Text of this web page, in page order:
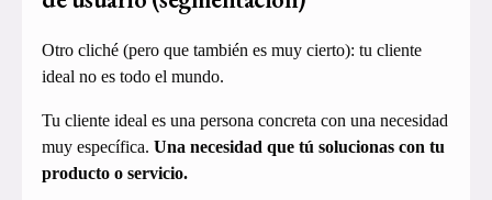
Otro cliché (pero que también es muy cierto): tu cliente
ideal no es todo el mundo.
Tu cliente ideal es una persona concreta con una necesidad
muy específica. Una necesidad que tú solucionas con tu
producto o servicio.